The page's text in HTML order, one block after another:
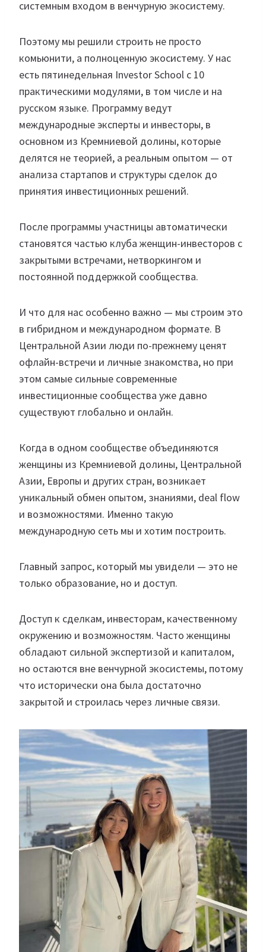
системным входом в венчурную экосистему.
Поэтому мы решили строить не просто
комьюнити, а полноценную экосистему. У нас
есть пятинедельная Investor School с 10
практическими модулями, в том числе и на
русском языке. Программу ведут
международные эксперты и инвесторы, в
основном из Кремниевой долины, которые
делятся не теорией, а реальным опытом — от
анализа стартапов и структуры сделок до
принятия инвестиционных решений.
После программы участницы автоматически
становятся частью клуба женщин-инвесторов с
закрытыми встречами, нетворкингом и
постоянной поддержкой сообщества.
И что для нас особенно важно — мы строим это
в гибридном и международном формате. В
Центральной Азии люди по-прежнему ценят
офлайн-встречи и личные знакомства, но при
этом самые сильные современные
инвестиционные сообщества уже давно
существуют глобально и онлайн.
Когда в одном сообществе объединяются
женщины из Кремниевой долины, Центральной
Азии, Европы и других стран, возникает
уникальный обмен опытом, знаниями, deal flow
и возможностями. Именно такую
международную сеть мы и хотим построить.
Главный запрос, который мы увидели — это не
только образование, но и доступ.
Доступ к сделкам, инвесторам, качественному
окружению и возможностям. Часто женщины
обладают сильной экспертизой и капиталом,
но остаются вне венчурной экосистемы, потому
что исторически она была достаточно
закрытой и строилась через личные связи.